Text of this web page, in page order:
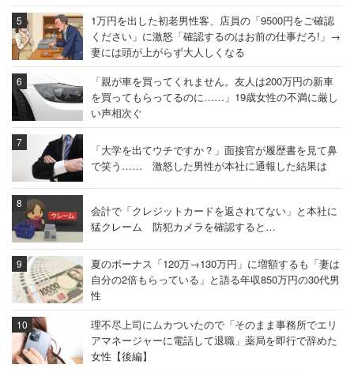
1万円を出した初老男性客、店員の「9500円をご確認
ください」に激怒「確認するのはお前の仕事だろ!」→
妻には頭が上がらず大人しくなる
「親が車を買ってくれません。友人は200万円の新車
を買ってもらってるのに……」19歳女性の不満に厳し
い声相次ぐ
「大学を出てウチですか？」面接官が履歴書を見て鼻
で笑う…… 激怒した男性が本社に通報した結果は
会計で「クレジットカードを返されてない」と本社に
猛クレーム 防犯カメラを確認すると…
夏のボーナス「120万→130万円」に増額するも「妻は
自分の2倍もらっている」と語る年収850万円の30代男
性
理不尽上司にムカついたので「そのまま事務所でエリ
アマネージャーに電話して退職」薬局を即行で辞めた
女性【後編】